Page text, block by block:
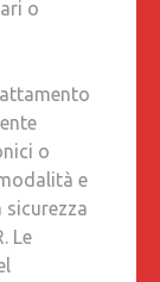
o
o
e
Le